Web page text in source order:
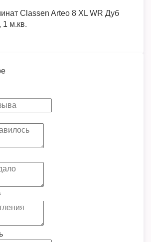
Classen Arteo 8 XL WR Дуб
1 м.кв.